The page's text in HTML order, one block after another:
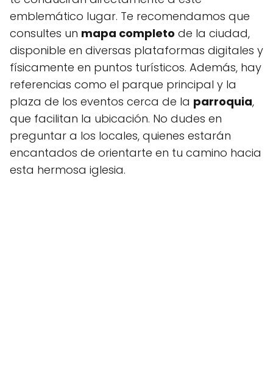
emblemático lugar. Te recomendamos que
consultes un mapa completo de la ciudad,
disponible en diversas plataformas digitales y
físicamente en puntos turísticos. Además, hay
referencias como el parque principal y la
plaza de los eventos cerca de la parroquia,
que facilitan la ubicación. No dudes en
preguntar a los locales, quienes estarán
encantados de orientarte en tu camino hacia
esta hermosa iglesia.